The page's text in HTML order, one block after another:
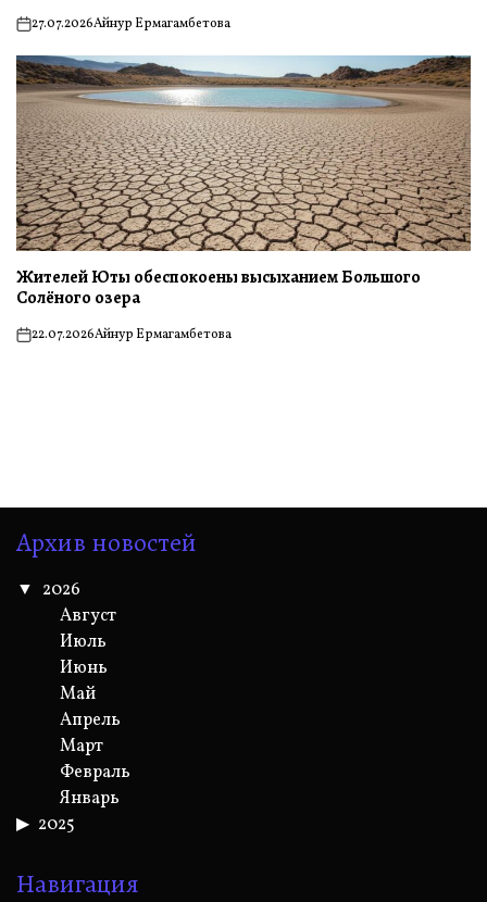
on27.07.2026Айнур Ермагамбетова
Жителей Юты обеспокоены высыханием Большого
Солёного озера
on22.07.2026Айнур Ермагамбетова
Архив новостей
2026
Август
Июль
Июнь
Май
Апрель
Март
Февраль
Январь
2025
Навигация